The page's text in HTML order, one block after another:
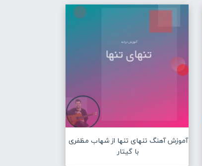
آموزش آهنگ تنهای تنها از شهاب مظفری
با گیتار